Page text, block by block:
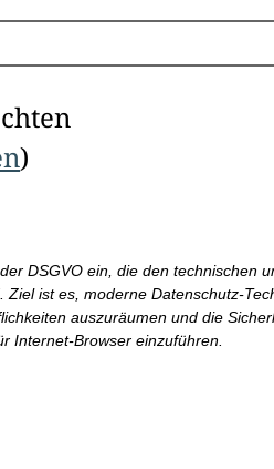
)
DSGVO ein, die den technischen
ist es, moderne Datenschutz-
auszuräumen und die
Internet-Browser einzuführen.